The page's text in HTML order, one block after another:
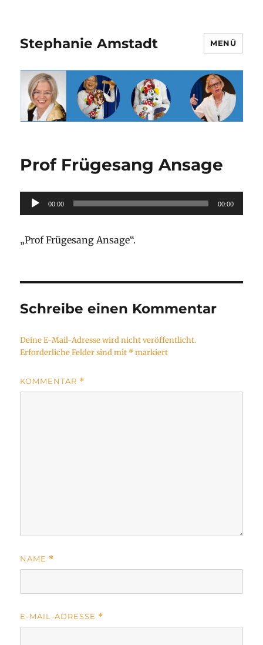
Stephanie Amstadt MENÜ
Prof Frügesang Ansage
Audio-
Player
00:00 00:00
„Prof Frügesang Ansage“.
Schreibe einen Kommentar
Deine E-Mail-Adresse wird nicht veröffentlicht.
Erforderliche Felder sind mit *markiert
KOMMENTAR *
NAME *
E-MAIL-ADRESSE *